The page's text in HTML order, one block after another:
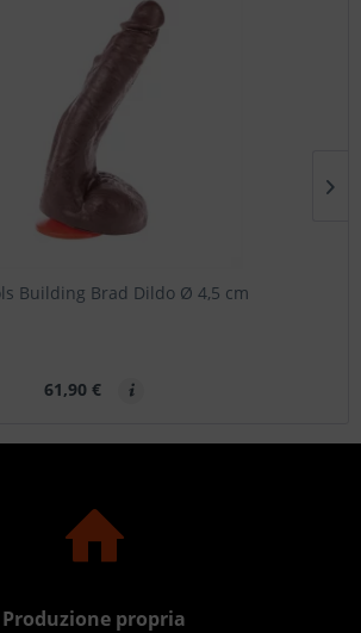
Building Brad Dildo Ø 4,5 cm
61,90 €
Produzione propria